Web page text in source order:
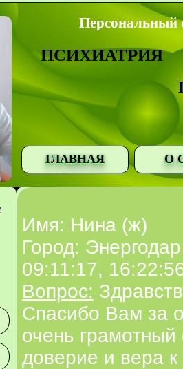
Персональный
ПСИХИАТРИЯ
ГЛАВНАЯ О
Имя: Нина (ж)
Город: Энергодар
09:11:17,
Вопрос:
Спасибо Вам за
очень
доверие и вера